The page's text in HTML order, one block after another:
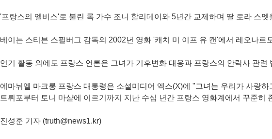
'프랑스의 엘비스'로 불린 록 가수 조니 할리데이와 5년간 교제하며 딸 로라 스
베이는 스티븐 스필버그 감독의 2002년 영화 '캐치 미 이프 유 캔'에서 레오나르
연기 활동 외에도 프랑스 언론은 그녀가 기후변화 대응과 프랑스의 안락사 관
에마뉘엘 마크롱 프랑스 대통령은 소셜미디어 엑스(X)에 "그녀는 우리가 사랑
트뤼포부터 토니 마샬에 이르기까지 지난 수십 년간 프랑스 영화계에서 꾸준히
진성훈 기자 (truth@news1.kr)